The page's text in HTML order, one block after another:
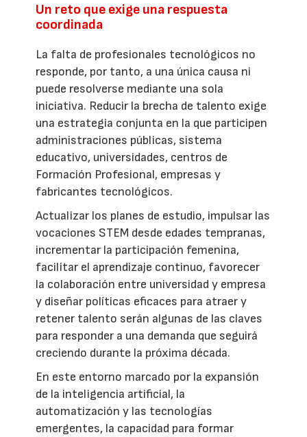
Un reto que exige una respuesta
coordinada
La falta de profesionales tecnológicos no
responde, por tanto, a una única causa ni
puede resolverse mediante una sola
iniciativa. Reducir la brecha de talento exige
una estrategia conjunta en la que participen
administraciones públicas, sistema
educativo, universidades, centros de
Formación Profesional, empresas y
fabricantes tecnológicos.
Actualizar los planes de estudio, impulsar las
vocaciones STEM desde edades tempranas,
incrementar la participación femenina,
facilitar el aprendizaje continuo, favorecer
la colaboración entre universidad y empresa
y diseñar políticas eficaces para atraer y
retener talento serán algunas de las claves
para responder a una demanda que seguirá
creciendo durante la próxima década.
En este entorno marcado por la expansión
de la inteligencia artificial, la
automatización y las tecnologías
emergentes, la capacidad para formar